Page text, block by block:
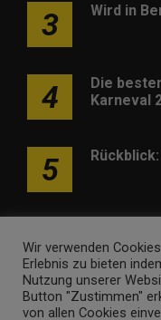
3 Wird in
4
Die
Karneval
5
Werben
Wir verwenden
Erlebnis zu bieten
Nutzung unserer
Button "Zustimmen"
von allen Cookies